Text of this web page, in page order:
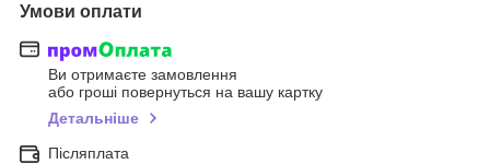
Умови оплати
Ви отримаєте замовлення
або гроші повернуться на вашу картку
Детальніше
Післяплата